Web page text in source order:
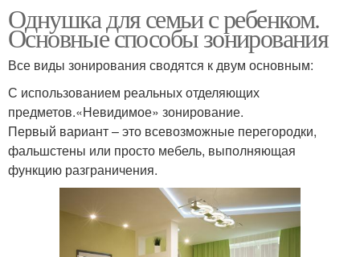
Однушка для семьи с ребенком.
Основные способы зонирования
Все виды зонирования сводятся к двум основным:
С использованием реальных отделяющих
предметов.«Невидимое» зонирование.
Первый вариант – это всевозможные перегородки,
фальшстены или просто мебель, выполняющая
функцию разграничения.